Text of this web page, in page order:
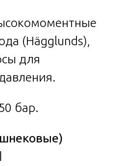
(Hägglunds),
для
бар.